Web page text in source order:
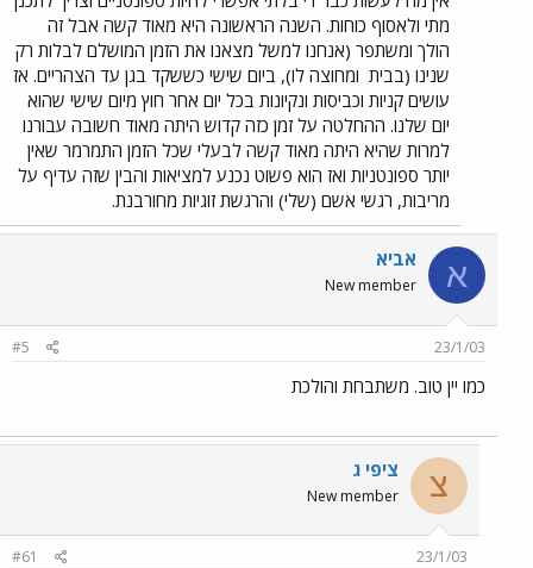
מתי ולאסוף כוחות. השנה הראשונה היא מאוד קשה אבל זה
הולך ומשתפר (אנחנו למשל מצאנו את הזמן המושלם לבלות רק
שנינו (בבית ומחוצה לו), ביום שישי כששקד בגן עד הצהריים. אז
עושים קניות וכביסות ונקיונות בכל יום אחר חוץ מיום שישי שהוא
יום שלנו. ההחלטה על זמן כזה קדוש היתה מאוד חשובה עבורנו
למרות שהיא היתה מאוד קשה לבעלי שכל הזמן התמרמר שאין
יותר ספונטניות ואז הוא פשוט נכנע למציאות והבין שזה עדיף על
מריבות, רגשי אשם (שלי) והרגשת זוגיות מחורבנת.
א אביא
New member
23/1/03
#5
כמו יין טוב. משתבחת והולכת
צ ציפי ג
New member
23/1/03
#61